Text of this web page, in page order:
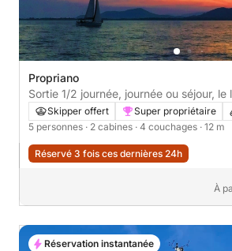
Propriano
Sortie 1/2 journée, journée ou séjour, le long des
côtes Corse
Skipper offert Super propriétaire
5 personnes · 2 cabines · 4 couchages · 12 m
Réservé 3 fois ces dernières 24h
À
Réservation instantanée